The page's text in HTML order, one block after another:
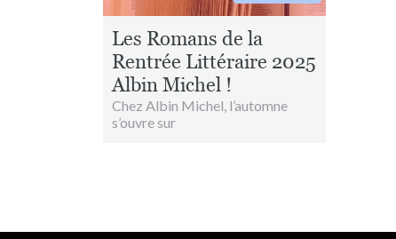
Les Romans de la
Rentrée Littéraire 2025
Albin Michel !
Chez Albin Michel, l’automne
s’ouvre sur